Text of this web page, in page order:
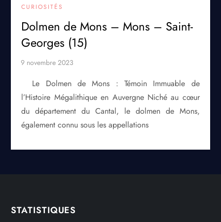
CURIOSITÉS
Dolmen de Mons – Mons – Saint-
Georges (15)
Le Dolmen de Mons : Témoin Immuable de
l’Histoire Mégalithique en Auvergne Niché au cœur
du département du Cantal, le dolmen de Mons,
également connu sous les appellations
STATISTIQUES